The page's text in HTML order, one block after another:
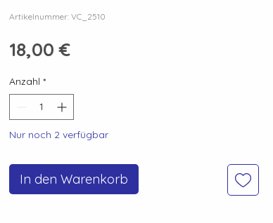
Artikelnummer: VC_2510
18,00 €Preis
Anzahl *
Nur noch 2 verfügbar
In den Warenkorb